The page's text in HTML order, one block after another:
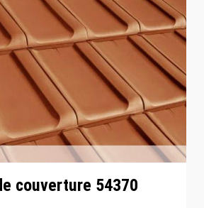
couverture 54370